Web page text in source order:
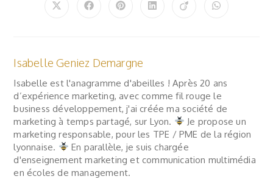
Isabelle Geniez Demargne
Isabelle est l'anagramme d'abeilles ! Après 20 ans
d’expérience marketing, avec comme fil rouge le
business développement, j'ai créée ma société de
marketing à temps partagé, sur Lyon.
Je propose un
marketing responsable, pour les TPE / PME de la région
lyonnaise.
En parallèle, je suis chargée
d'enseignement marketing et communication multimédia
en écoles de management.